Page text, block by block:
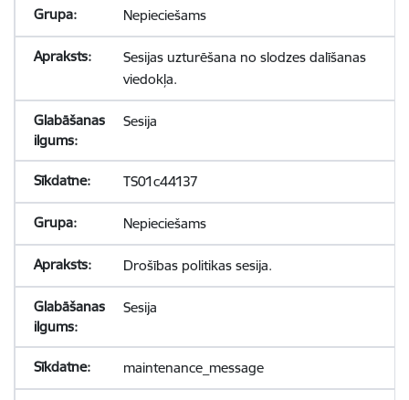
Nepieciešams
Sesijas uzturēšana no slodzes dalīšanas
viedokļa.
Sesija
TS01c44137
Nepieciešams
Drošības politikas sesija.
Sesija
maintenance_message